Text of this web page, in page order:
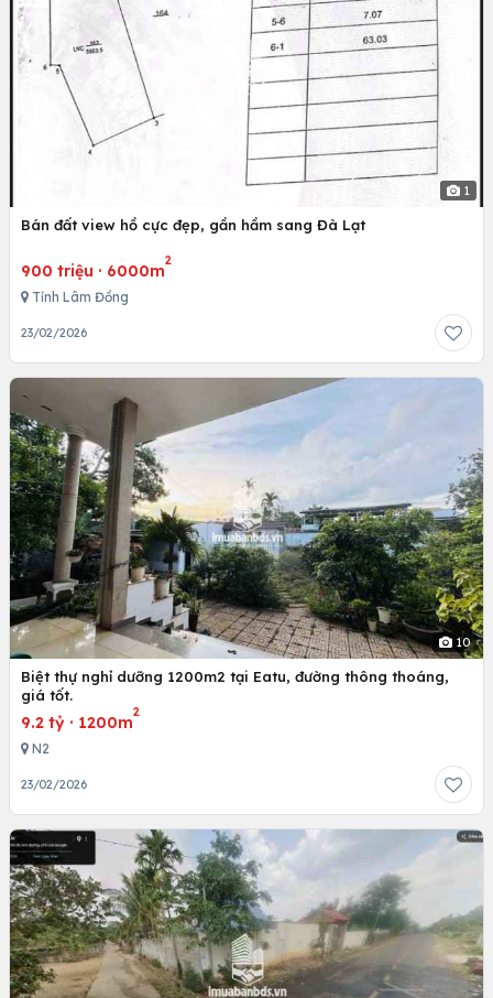
1
Bán đất view hồ cực đẹp, gần hầm sang Đà Lạt
900 triệu · 6000m
2
Tỉnh Lâm Đồng
23/02/2026
10
Biệt thự nghỉ dưỡng 1200m2 tại Eatu, đường thông thoáng,
giá tốt.
9.2 tỷ · 1200m
2
N2
23/02/2026